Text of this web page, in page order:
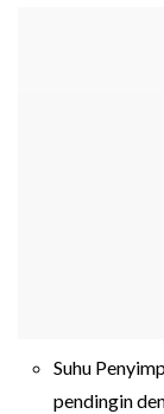
Suhu
pendingin